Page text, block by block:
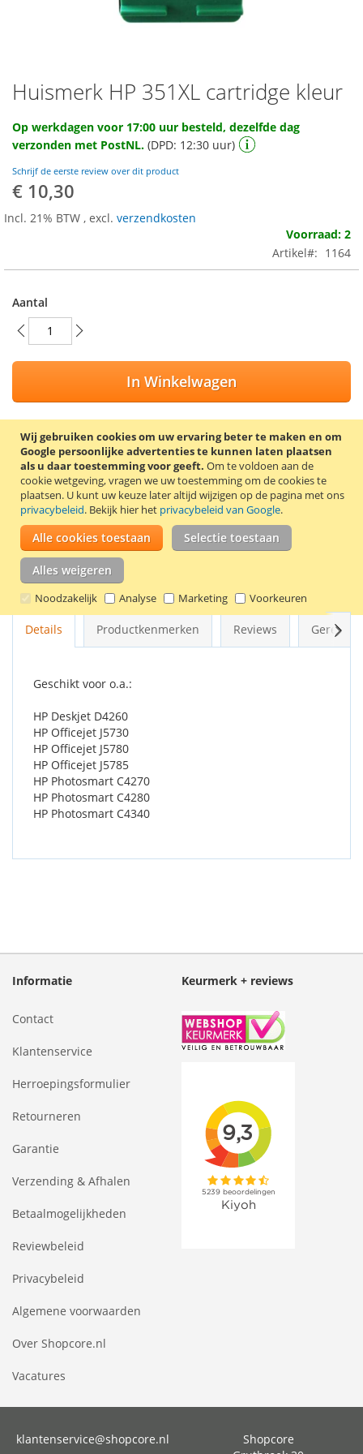
Wij gebruiken cookies om uw ervaring beter te maken en om
Google persoonlijke advertenties te kunnen laten plaatsen
als u daar toestemming voor geeft. Om te voldoen aan de
cookie wetgeving, vragen we uw toestemming om de cookies te
plaatsen. U kunt uw keuze later altijd wijzigen op de pagina met ons
privacybeleid. Bekijk hier het privacybeleid van Google.
Alle cookies toestaan Selectie toestaan
Alles weigeren
Noodzakelijk Analyse Marketing Voorkeuren
Ga
naar
het
begin
van
de
afbeeldingen-
gallerij
Huismerk HP 351XL cartridge kleur
Op werkdagen voor 17:00 uur besteld, dezelfde dag
verzonden met PostNL. (DPD: 12:30 uur)
Schrijf de eerste review over dit product
€ 10,30
Incl. 21% BTW , excl. verzendkosten
Voorraad: 2
Artikel
1164
Aantal
In Winkelwagen
VOEG TOE AAN VERLANGLIJST
TOEVOEGEN OM TE VERGELIJKEN
Remanufactured HP 351XL (CB338EE) inkt cartridge. Inhoud:
18 ml. Deze cartridge bevat de kleuren cyaan, magenta en
geel.
Goede kwaliteit en 2 jaar garantie!
Details Productkenmerken Reviews
Geschikt voor o.a.:
HP Deskjet D4260
HP Officejet J5730
HP Officejet J5780
HP Officejet J5785
HP Photosmart C4270
HP Photosmart C4280
HP Photosmart C4340
Informatie
Contact
Klantenservice
Herroepingsformulier
Retourneren
Garantie
Verzending & Afhalen
Betaalmogelijkheden
Reviewbeleid
Privacybeleid
Algemene voorwaarden
Over Shopcore.nl
Vacatures
Keurmerk + reviews
klantenservice@shopcore.nl
Shopcore